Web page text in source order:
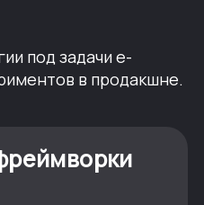
под задачи e-
в продакшне.